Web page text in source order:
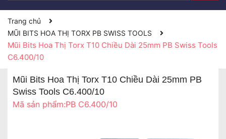
Trang chủ
MŨI BITS HOA THỊ TORX PB SWISS TOOLS
Mũi Bits Hoa Thị Torx T10 Chiều Dài 25mm PB Swiss Tools
C6.400/10
Mũi Bits Hoa Thị Torx T10 Chiều Dài 25mm PB
Swiss Tools C6.400/10
Mã sản phẩm:PB C6.400/10